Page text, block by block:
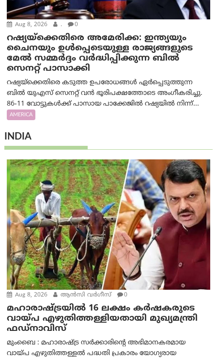
Aug 8, 2026 . 0
റഷ്യയ്‌ക്കെതിരെ അമേരിക്ക: ഇന്ത്യയും
ചൈനയും ഉൾപ്പെടെയുള്ള രാജ്യങ്ങളുടെ
മേൽ സമ്മർദ്ദം വർദ്ധിപ്പിക്കുന്ന ബിൽ
സെനറ്റ് പാസാക്കി
റഷ്യയ്‌ക്കെതിരെ കടുത്ത ഉപരോധങ്ങൾ ഏർപ്പെടുത്തുന്ന
ബിൽ യുഎസ് സെനറ്റ് വൻ ഭൂരിപക്ഷത്തോടെ അംഗീകരിച്ചു.
86-11 വോട്ടുകൾക്ക് പാസായ പാക്കേജിൽ റഷ്യയിൽ നിന്ന്...
AMERICA
INDIA
Aug 8, 2026 ആന്‍സി വര്‍ഗീസ് 0
മഹാരാഷ്ട്രയിൽ 16 ലക്ഷം കർഷകരുടെ
വായ്പ എഴുതിത്തള്ളിയതായി മുഖ്യമന്ത്രി
ഫഡ്‌നാവിസ്
മുംബൈ : മഹാരാഷ്ട്ര സർക്കാരിന്റെ അഭിമാനകരമായ
വായ്പ എഴുതിത്തള്ളൽ പദ്ധതി പ്രകാരം യോഗ്യരായ